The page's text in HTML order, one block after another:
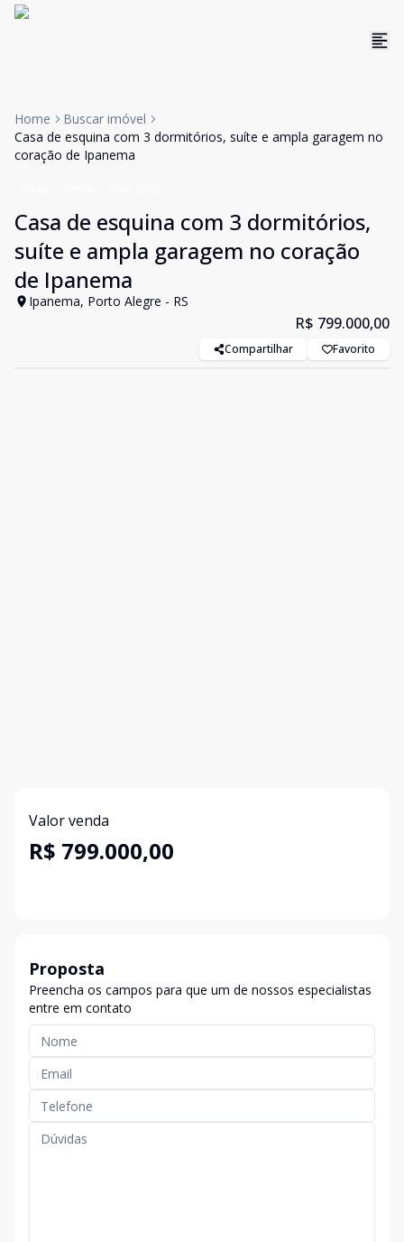
Home
Buscar imóvel
Casa de esquina com 3 dormitórios, suíte e ampla garagem no
coração de Ipanema
Casa de esquina com 3 dormitórios,
suíte e ampla garagem no coração
de Ipanema
Ipanema, Porto Alegre - RS
R$ 799.000,00
Compartilhar Favorito
Valor venda
R$ 799.000,00
Proposta
Preencha os campos para que um de nossos especialistas
entre em contato